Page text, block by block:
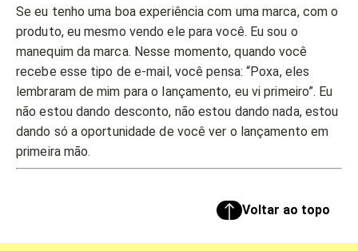
Se eu tenho uma boa experiência com uma marca, com o
produto, eu mesmo vendo ele para você. Eu sou o
manequim da marca. Nesse momento, quando você
recebe esse tipo de e-mail, você pensa: “Poxa, eles
lembraram de mim para o lançamento, eu vi primeiro”. Eu
não estou dando desconto, não estou dando nada, estou
dando só a oportunidade de você ver o lançamento em
primeira mão.
Voltar ao topo